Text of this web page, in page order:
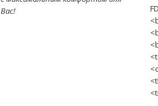
Вас!